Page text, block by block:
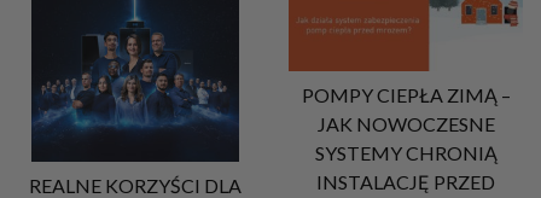
REALNE KORZYŚCI DLA
POMPY CIEPŁA ZIMĄ –
JAK NOWOCZESNE
SYSTEMY CHRONIĄ
INSTALACJĘ PRZED